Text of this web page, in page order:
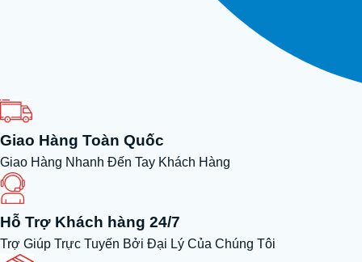
Giao Hàng Toàn Quốc
Giao Hàng Nhanh Đến Tay Khách Hàng
Hỗ Trợ Khách hàng 24/7
Trợ Giúp Trực Tuyến Bởi Đại Lý Của Chúng Tôi